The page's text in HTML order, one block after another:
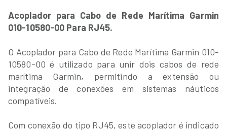
Acoplador para Cabo de Rede Marítima Garmin
010-10580-00 Para RJ45.
O Acoplador para Cabo de Rede Marítima Garmin 010-
10580-00 é utilizado para unir dois cabos de rede
marítima Garmin, permitindo a extensão ou
integração de conexões em sistemas náuticos
compatíveis.
Com conexão do tipo RJ45, este acoplador é indicado